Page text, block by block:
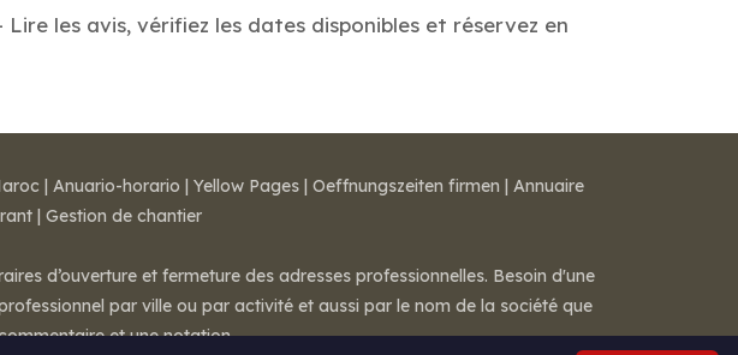
les avis, vérifiez les dates disponibles et réservez en
| Anuario-horario | Yellow Pages | Oeffnungszeiten firmen | Annuaire
| Gestion de chantier
d’ouverture et fermeture des adresses professionnelles. Besoin d'une
par ville ou par activité et aussi par le nom de la société que
et une notation.